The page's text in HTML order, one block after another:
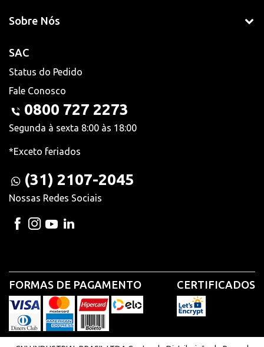
Sobre Nós
SAC
Status do Pedido
Fale Conosco
0800 727 2273
Segunda à sexta 8:00 às 18:00
*Exceto feriados
(31) 2107-2045
Nossas Redes Sociais
FORMAS DE PAGAMENTO CERTIFICADOS